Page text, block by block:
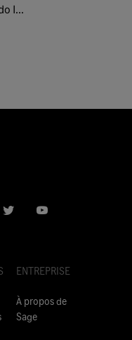
I...
ENTREPRISE
À propos de
Sage